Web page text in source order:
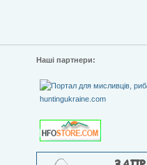
Наші партнери: